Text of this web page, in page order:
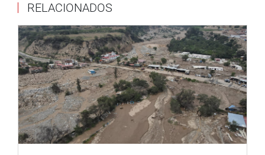
creación de la oficina regional se realiza con cargo al
presupuesto institucional de cada gobierno regional.
«Con esta ley los gobiernos regionales asumirán una
responsabilidad directa con su población en cuanto a
prevención de desastres se trata», concluyó.
Despacho del congresista Norma Yarrow
RELACIONADOS